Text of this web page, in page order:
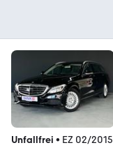
Unfallfrei • EZ 02/2015